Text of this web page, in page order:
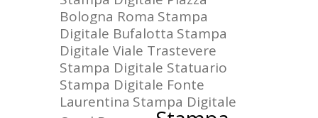
Bologna Roma Stampa
Digitale Bufalotta Stampa
Digitale Viale Trastevere
Stampa Digitale Statuario
Stampa Digitale Fonte
Laurentina Stampa Digitale